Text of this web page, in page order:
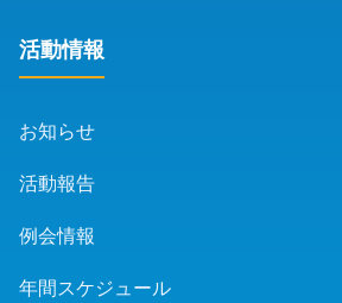
活動情報
お知らせ
活動報告
例会情報
年間スケジュール